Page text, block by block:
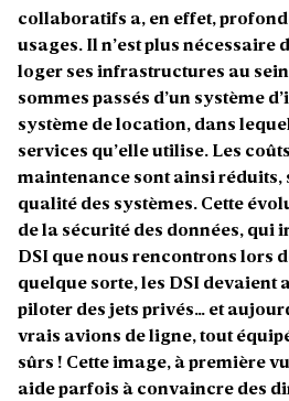
collaboratifs a, en effet,
usages. Il n’est plus nécessaire
loger ses infrastructures au
sommes passés d’un système
système de location, dans
services qu’elle utilise. Les
maintenance sont ainsi réduits,
qualité des systèmes. Cette
de la sécurité des données, qui
DSI que nous rencontrons lors
quelque sorte, les DSI devaient
piloter des jets privés… et
vrais avions de ligne, tout
sûrs ! Cette image, à première
aide parfois à convaincre des